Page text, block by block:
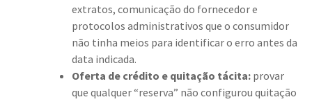
extratos, comunicação do fornecedor e
protocolos administrativos que o consumidor
não tinha meios para identificar o erro antes da
data indicada.
Oferta de crédito e quitação tácita: provar
que qualquer “reserva” não configurou quitação